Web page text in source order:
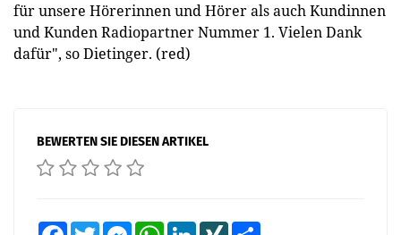
für unsere Hörerinnen und Hörer als auch Kundinnen
und Kunden Radiopartner Nummer 1. Vielen Dank
dafür", so Dietinger. (red)
BEWERTEN SIE DIESEN ARTIKEL
FacebookTwitter MessengerWhatsAppLinkedInXING